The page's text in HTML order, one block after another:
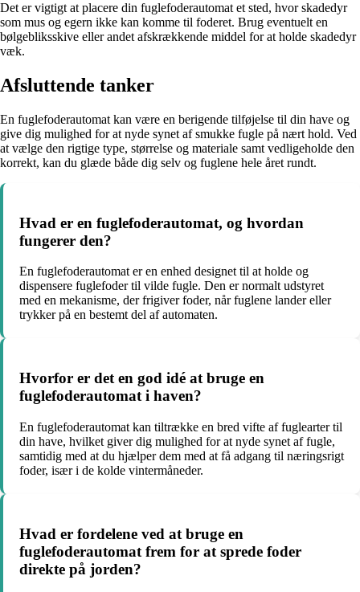
Det er vigtigt at placere din fuglefoderautomat et sted, hvor skadedyr
som mus og egern ikke kan komme til foderet. Brug eventuelt en
bølgebliksskive eller andet afskrækkende middel for at holde skadedyr
væk.
Afsluttende tanker
En fuglefoderautomat kan være en berigende tilføjelse til din have og
give dig mulighed for at nyde synet af smukke fugle på nært hold. Ved
at vælge den rigtige type, størrelse og materiale samt vedligeholde den
korrekt, kan du glæde både dig selv og fuglene hele året rundt.
Hvad er en fuglefoderautomat, og hvordan
fungerer den?
En fuglefoderautomat er en enhed designet til at holde og
dispensere fuglefoder til vilde fugle. Den er normalt udstyret
med en mekanisme, der frigiver foder, når fuglene lander eller
trykker på en bestemt del af automaten.
Hvorfor er det en god idé at bruge en
fuglefoderautomat i haven?
En fuglefoderautomat kan tiltrække en bred vifte af fuglearter til
din have, hvilket giver dig mulighed for at nyde synet af fugle,
samtidig med at du hjælper dem med at få adgang til næringsrigt
foder, især i de kolde vintermåneder.
Hvad er fordelene ved at bruge en
fuglefoderautomat frem for at sprede foder
direkte på jorden?